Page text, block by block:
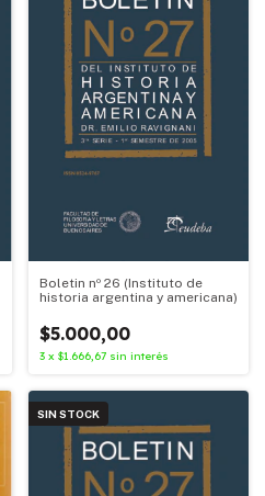
Boletin nº 26 (Instituto de
historia argentina y americana)
$5.000,00
3 x $1.666,67 sin interés
SIN STOCK